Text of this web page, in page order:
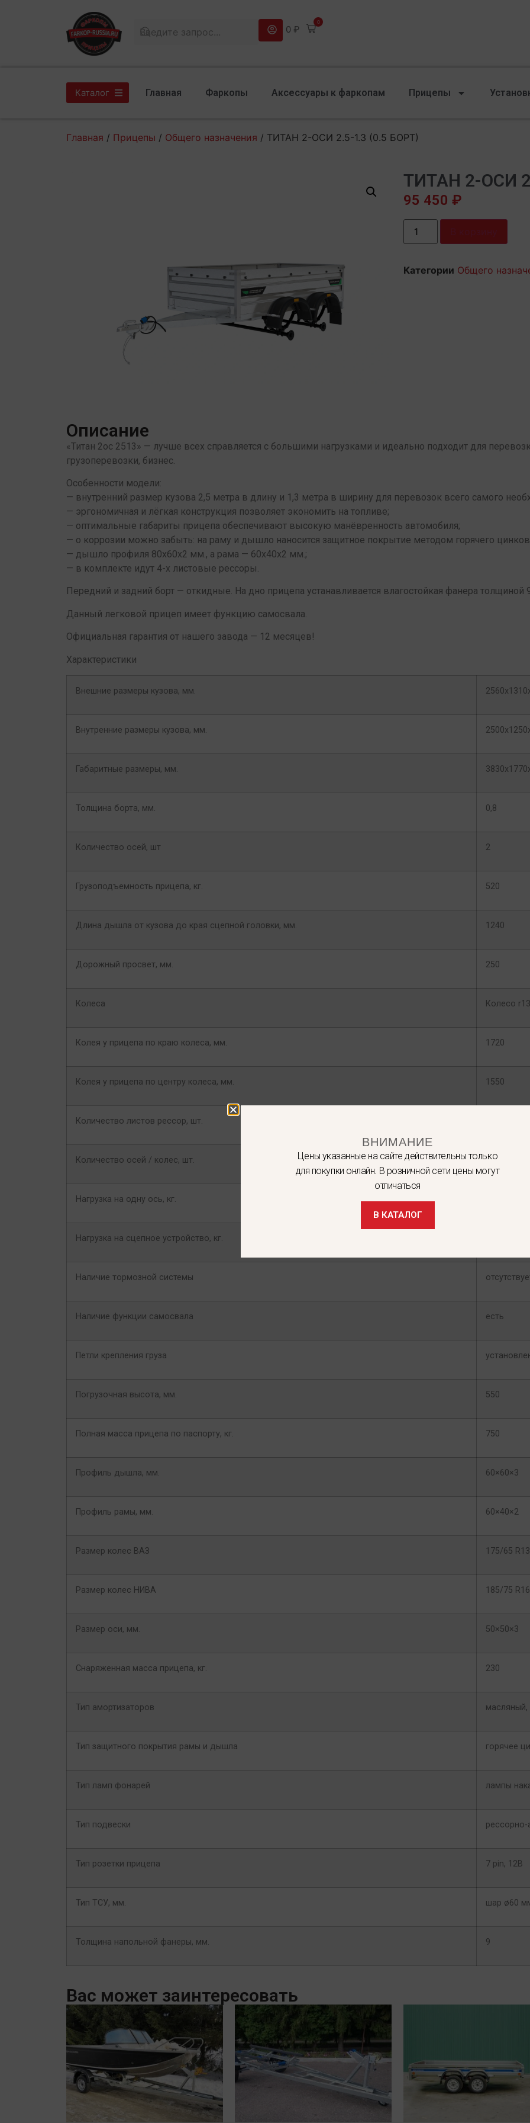
0 ₽
0
Каталог Главная Фаркопы Аксессуары к фаркопам Прицепы
Главная / Прицепы / Общего назначения / ТИТАН 2-ОСИ 2.5-1.3 (0.5 БОРТ)
ТИТАН 2-ОСИ
95 450 ₽
Категории Общего
Описание
«Титан 2ос 2513» — лучше всех справляется с большими нагрузками и идеально подходит для
грузоперевозки, бизнес.
Особенности модели:
— внутренний размер кузова 2,5 метра в длину и 1,3 метра в ширину для перевозок всего самого
— эргономичная и лёгкая конструкция позволяет экономить на топливе;
— оптимальные габариты прицепа обеспечивают высокую манёвренность автомобиля;
— о коррозии можно забыть: на раму и дышло наносится защитное покрытие методом горячего
— дышло профиля 80х60х2 мм., а рама — 60х40х2 мм.;
— в комплекте идут 4-х листовые рессоры.
Передний и задний борт — откидные. На дно прицепа устанавливается влагостойкая фанера толщиной
Данный легковой прицеп имеет функцию самосвала.
Официальная гарантия от нашего завода — 12 месяцев!
Характеристики
Внешние размеры кузова, мм.
Внутренние размеры кузова, мм.
Габаритные размеры, мм.
Толщина борта, мм. 0,8
Количество осей, шт 2
Грузоподъемность прицепа, кг. 520
Длина дышла от кузова до края сцепной головки, мм. 1240
Дорожный просвет, мм. 250
Колеса Колесо
Колея у прицепа по краю колеса, мм. 1720
Колея у прицепа по центру колеса, мм. 1550
Количество листов рессор, шт.
Количество осей / колес, шт. 1 / 2
Нагрузка на одну ось, кг.
Нагрузка на сцепное устройство, кг.
Наличие тормозной системы
Наличие функции самосвала есть
Петли крепления груза
Погрузочная высота, мм. 550
Полная масса прицепа по паспорту, кг. 750
Профиль дышла, мм. 60×60×3
Профиль рамы, мм. 60×40×2
Размер колес ВАЗ 175/65
Размер колес НИВА 185/75
Размер оси, мм. 50×50×3
Снаряженная масса прицепа, кг. 230
Тип амортизаторов
Тип защитного покрытия рамы и дышла горячее
Тип ламп фонарей лампы
Тип подвески рессорно-
Тип розетки прицепа 7 pin, 12В
Тип ТСУ, мм. шар ø60
Толщина напольной фанеры, мм. 9
Вас может заинтересовать
ВНИМАНИЕ
Цены указанные на сайте действительны только
для покупки онлайн. В розничной сети цены могут
отличаться
В КАТАЛОГ